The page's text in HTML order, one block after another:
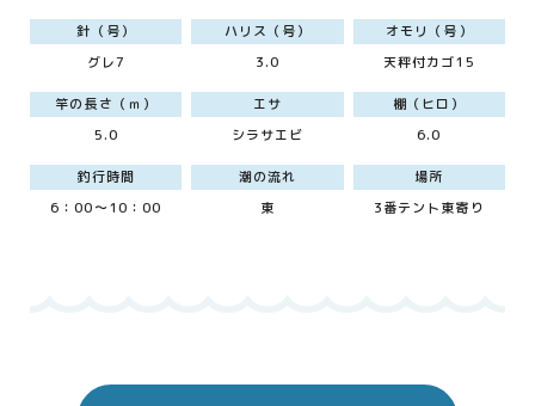
針（号）
グレ7
ハリス（号）
3.0
オモリ（号）
天秤付カゴ15
竿の長さ（ｍ）
5.0
エサ
シラサエビ
棚（ヒロ）
6.0
釣行時間
6：00～10：00
潮の流れ
東
場所
3番テント東寄り